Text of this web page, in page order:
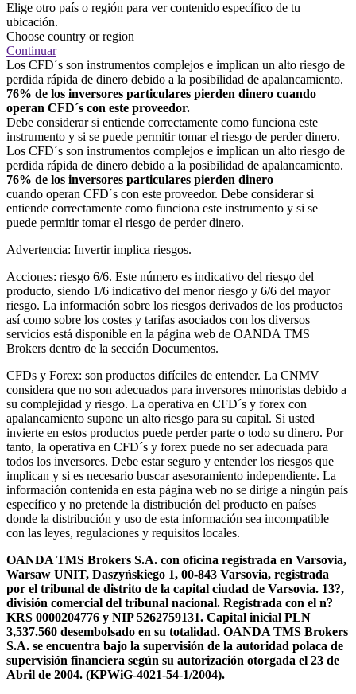
Elige otro país o región para ver contenido específico de tu
ubicación.
Choose country or region
Continuar
Los CFD´s son instrumentos complejos e implican un alto riesgo de
perdida rápida de dinero debido a la posibilidad de apalancamiento.
76% de los inversores particulares pierden dinero cuando
operan CFD´s con este proveedor.
Debe considerar si entiende correctamente como funciona este
instrumento y si se puede permitir tomar el riesgo de perder dinero.
Los CFD´s son instrumentos complejos e implican un alto riesgo de
perdida rápida de dinero debido a la posibilidad de apalancamiento.
76% de los inversores particulares pierden dinero
cuando operan CFD´s con este proveedor. Debe considerar si
entiende correctamente como funciona este instrumento y si se
puede permitir tomar el riesgo de perder dinero.
Advertencia: Invertir implica riesgos.
Acciones: riesgo 6/6. Este número es indicativo del riesgo del
producto, siendo 1/6 indicativo del menor riesgo y 6/6 del mayor
riesgo. La información sobre los riesgos derivados de los productos
así como sobre los costes y tarifas asociados con los diversos
servicios está disponible en la página web de OANDA TMS
Brokers dentro de la sección Documentos.
CFDs y Forex: son productos difíciles de entender. La CNMV
considera que no son adecuados para inversores minoristas debido a
su complejidad y riesgo. La operativa en CFD´s y forex con
apalancamiento supone un alto riesgo para su capital. Si usted
invierte en estos productos puede perder parte o todo su dinero. Por
tanto, la operativa en CFD´s y forex puede no ser adecuada para
todos los inversores. Debe estar seguro y entender los riesgos que
implican y si es necesario buscar asesoramiento independiente. La
información contenida en esta página web no se dirige a ningún país
específico y no pretende la distribución del producto en países
donde la distribución y uso de esta información sea incompatible
con las leyes, regulaciones y requisitos locales.
OANDA TMS Brokers S.A. con oficina registrada en Varsovia,
Warsaw UNIT, Daszyńskiego 1, 00-843 Varsovia, registrada
por el tribunal de distrito de la capital ciudad de Varsovia. 13?,
división comercial del tribunal nacional. Registrada con el n?
KRS 0000204776 y NIP 5262759131. Capital inicial PLN
3,537.560 desembolsado en su totalidad. OANDA TMS Brokers
S.A. se encuentra bajo la supervisión de la autoridad polaca de
supervisión financiera según su autorización otorgada el 23 de
Abril de 2004. (KPWiG-4021-54-1/2004).